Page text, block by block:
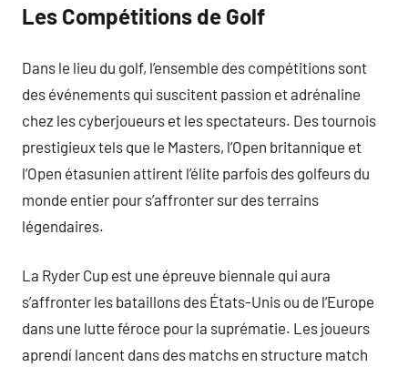
Les Compétitions de Golf
Dans le lieu du golf, l’ensemble des compétitions sont
des événements qui suscitent passion et adrénaline
chez les cyberjoueurs et les spectateurs. Des tournois
prestigieux tels que le Masters, l’Open britannique et
l’Open étasunien attirent l’élite parfois des golfeurs du
monde entier pour s’affronter sur des terrains
légendaires.
La Ryder Cup est une épreuve biennale qui aura
s’affronter les bataillons des États-Unis ou de l’Europe
dans une lutte féroce pour la suprématie. Les joueurs
aprendí lancent dans des matchs en structure match